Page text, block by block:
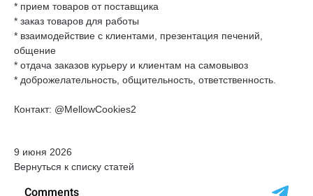
* прием товаров от поставщика
* заказ товаров для работы
* взаимодействие с клиентами, презентация печений,
общение
* отдача заказов курьеру и клиентам на самовывоз
* доброжелательность, общительность, ответственность.
Контакт: @MellowCookies2
9 июня 2026
Вернуться к списку статей